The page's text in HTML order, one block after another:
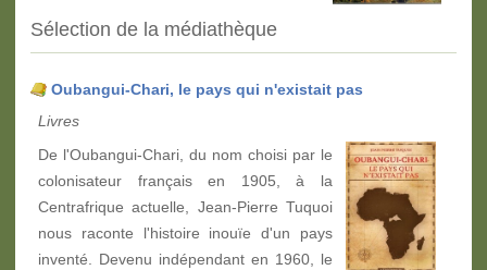
Sélection de la médiathèque
Oubangui-Chari, le pays qui n'existait pas
Livres
De l'Oubangui-Chari, du nom choisi par le
colonisateur français en 1905, à la
Centrafrique actuelle, Jean-Pierre Tuquoi
nous raconte l'histoire inouïe d'un pays
inventé. Devenu indépendant en 1960, le